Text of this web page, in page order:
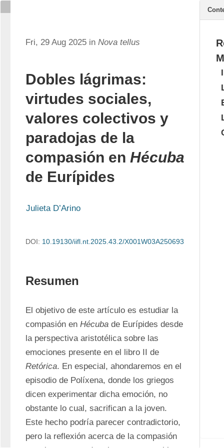
Fri, 29 Aug 2025 in Nova tellus
Dobles lágrimas:
virtudes sociales,
valores colectivos y
paradojas de la
compasión en Hécuba
de Eurípides
Julieta D’Arino
DOI: 10.19130/iifl.nt.2025.43.2/X001W03A250693
Resumen
El objetivo de este artículo es estudiar la
compasión en Hécuba de Eurípides desde
la perspectiva aristotélica sobre las
Retórica. En especial, ahondaremos en el
episodio de Políxena, donde los griegos
dicen experimentar dicha emoción, no
obstante lo cual, sacrifican a la joven.
Este hecho podría parecer contradictorio,
pero la reflexión acerca de la compasión